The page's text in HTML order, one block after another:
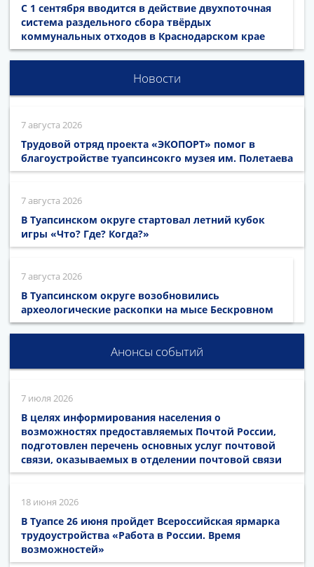
С 1 сентября вводится в действие двухпоточная
система раздельного сбора твёрдых
коммунальных отходов в Краснодарском крае
Новости
7 августа 2026
Трудовой отряд проекта «ЭКОПОРТ» помог в
благоустройстве туапсинсокго музея им. Полетаева
7 августа 2026
В Туапсинском округе стартовал летний кубок
игры «Что? Где? Когда?»
7 августа 2026
В Туапсинском округе возобновились
археологические раскопки на мысе Бескровном
Анонсы событий
7 июля 2026
В целях информирования населения о
возможностях предоставляемых Почтой России,
подготовлен перечень основных услуг почтовой
связи, оказываемых в отделении почтовой связи
18 июня 2026
В Туапсе 26 июня пройдет Всероссийская ярмарка
трудоустройства «Работа в России. Время
возможностей»